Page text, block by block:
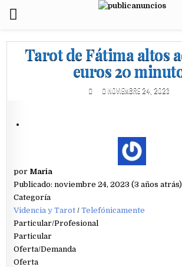
Tarot de Fátima altos
euros 20
NOVIEMBRE 24, 2023
por Maria
Publicado: noviembre 24, 2023 (3 años atrás)
Categoría
Videncia y Tarot /Telefónicamente
Particular/Profesional
Particular
Oferta/Demanda
Oferta